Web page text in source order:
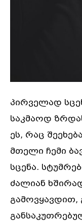
პირველად
საკმაოდ
ეს, რაც
მთელი ჩემი
სცენა.
ძალიან
გამოვყავდით,